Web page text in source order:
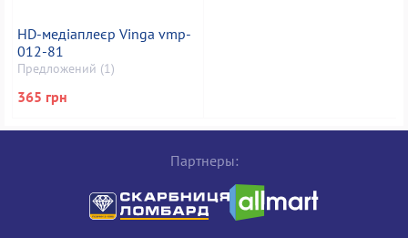
HD-медіаплеєр Vinga vmp-
012-81
Предложений (1)
365 грн
Партнеры: